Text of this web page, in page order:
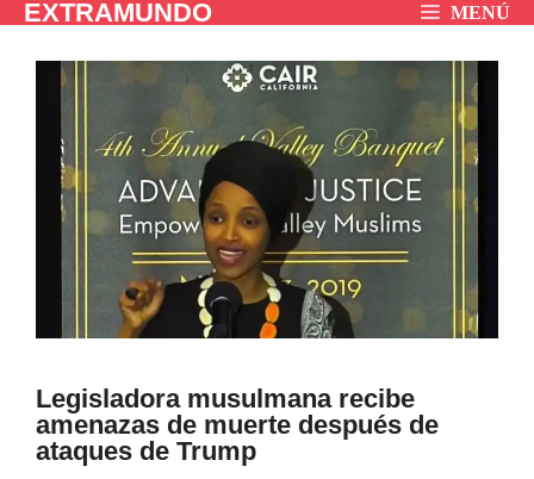
Saltar
contenido
EXTRAMUNDO MENÚ
Legisladora musulmana recibe
amenazas de muerte después de
ataques de Trump